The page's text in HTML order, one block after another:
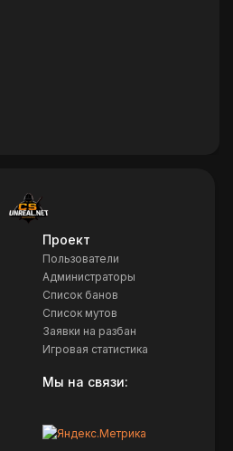
Проект
Пользователи
Администраторы
Список банов
Список мутов
Заявки на разбан
Игровая статистика
Мы на связи: